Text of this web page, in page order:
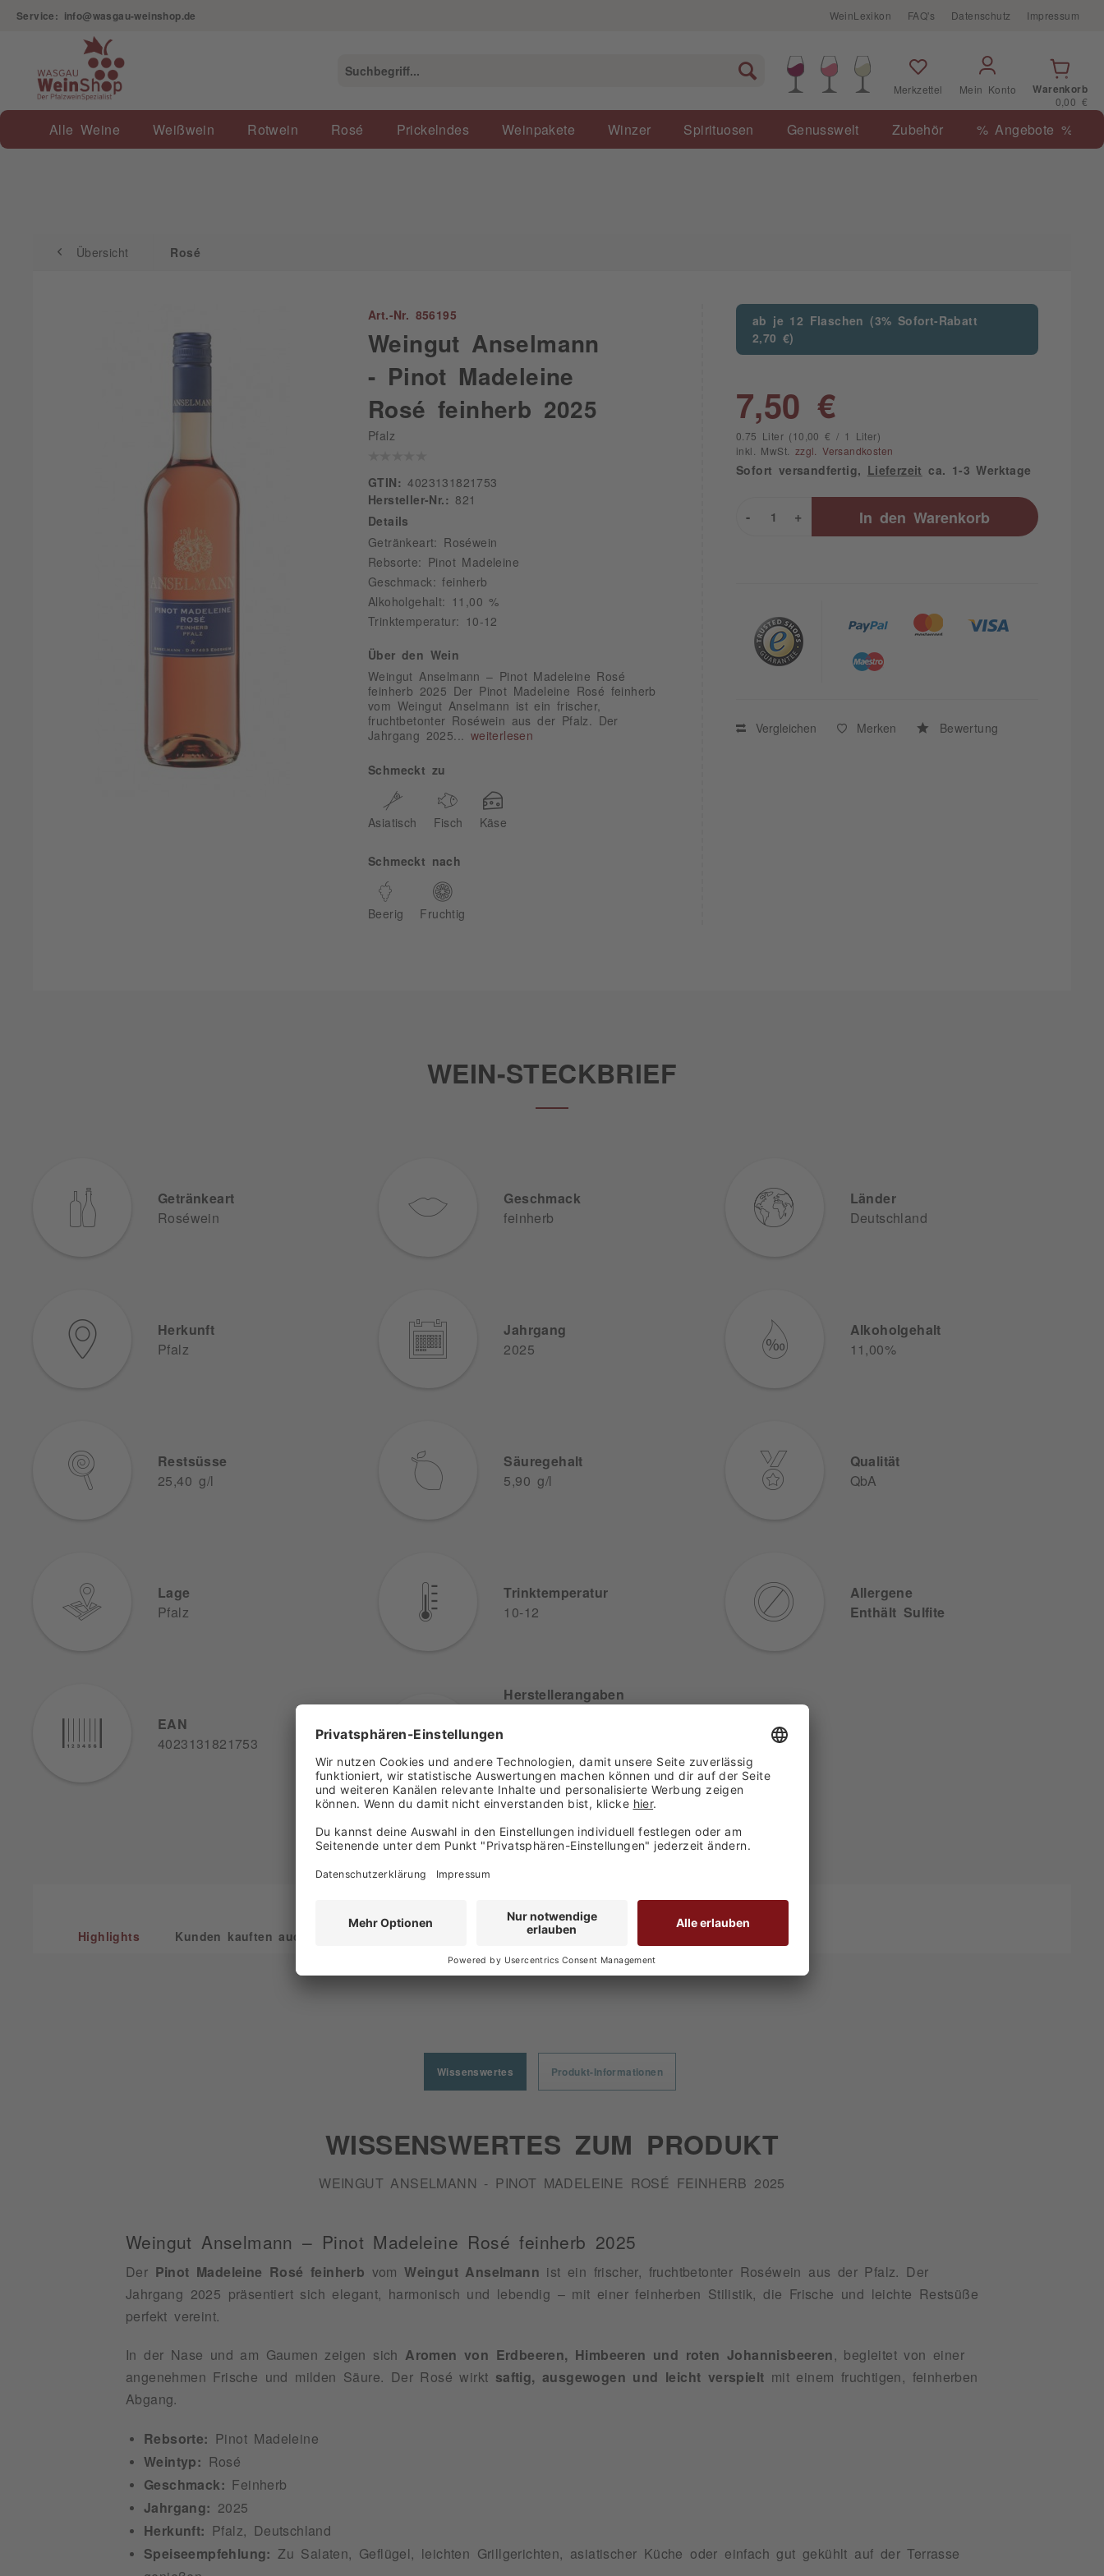
Service: info@wasgau-weinshop.de WeinLexikon FAQ's Datenschutz Impressum
Merkzettel Mein Konto
Warenkorb
0,00 €
Alle Weine Weißwein Rotwein Rosé Prickelndes Weinpakete Winzer Spirituosen Genusswelt Zubehör % Angebote %
Übersicht Rosé
Übersicht Rosé
Art.-Nr. 856195
Weingut Anselmann
- Pinot Madeleine
Rosé feinherb 2025
Pfalz
GTIN:
4023131821753
Hersteller-Nr.:
821
Details
Getränkeart: Roséwein
Rebsorte: Pinot Madeleine
Geschmack: feinherb
Alkoholgehalt: 11,00 %
Trinktemperatur: 10-12
Über den Wein
Weingut Anselmann – Pinot Madeleine Rosé
feinherb 2025 Der Pinot Madeleine Rosé feinherb
vom Weingut Anselmann ist ein frischer,
fruchtbetonter Roséwein aus der Pfalz. Der
Jahrgang 2025... weiterlesen
Schmeckt zu
Asiatisch Fisch Käse
Schmeckt nach
Beerig Fruchtig
ab je 12 Flaschen (3% Sofort-Rabatt
2,70 €)
7,50 €
0.75 Liter (10,00 € / 1 Liter)
inkl. MwSt. zzgl. Versandkosten
Sofort versandfertig, Lieferzeit ca. 1-3 Werktage
+
- In den Warenkorb
Vergleichen Merken Bewertung
WEIN-STECKBRIEF
Getränkeart
Roséwein
Geschmack
feinherb
Länder
Deutschland
Herkunft
Pfalz
Jahrgang
2025
Alkoholgehalt
11,00%
Restsüsse
25,40 g/l
Säuregehalt
5,90 g/l
Qualität
QbA
Lage
Pfalz
Trinktemperatur
10-12
Allergene
Enthält Sulfite
EAN
4023131821753
Herstellerangaben
67483 Edesheim
Deutschland
Highlights Kunden kauften auch Kunden haben sich ebenfalls angesehen
Wissenswertes Produkt-Informationen
WISSENSWERTES ZUM PRODUKT
WEINGUT ANSELMANN - PINOT MADELEINE ROSÉ FEINHERB 2025
Weingut Anselmann – Pinot Madeleine Rosé feinherb 2025
Der Pinot Madeleine Rosé feinherb vomWeingut Anselmann ist ein frischer, fruchtbetonter Roséwein aus der Pfalz. Der
Jahrgang 2025 präsentiert sich elegant, harmonisch und lebendig – mit einer feinherben Stilistik, die Frische und leichte Restsüße
perfekt vereint.
In der Nase und am Gaumen zeigen sich Aromen von Erdbeeren, Himbeeren und roten Johannisbeeren
, begleitet von einer
angenehmen Frische und milden Säure. Der Rosé wirkt saftig, ausgewogen und leicht verspielt mit einem fruchtigen, feinherben
Abgang.
Rebsorte:
Pinot Madeleine
Weintyp: Rosé
Geschmack: Feinherb
Jahrgang:
2025
Herkunft:
Pfalz, Deutschland
Speiseempfehlung:
Zu Salaten, Geflügel, leichten Grillgerichten, asiatischer Küche oder einfach gut gekühlt auf der Terrasse